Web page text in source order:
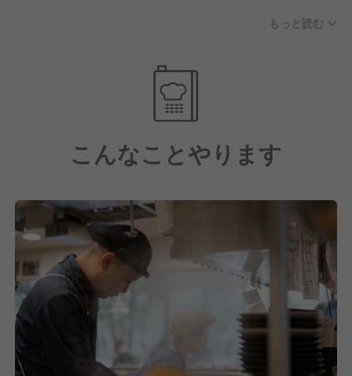
感じながら楽しく仕事ができるかと思います。
【経営母体は安定企業！福利厚生も充実】
母体は全国に24社ある安定企業、TTCグループです。
そのため、腰を据えて長く働ける環境があります。
また、社員携帯の支給や退職金制度、財形貯蓄制度な
ど細かいところではありますが大手ならではの福利厚
もっと読む
こんなことやります